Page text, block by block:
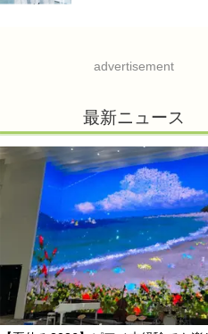
advertisement
最新ニュース